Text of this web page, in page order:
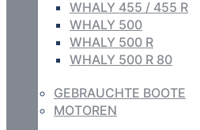
WHALY 455 / 455 R
WHALY 500
WHALY 500 R
WHALY 500 R 80
GEBRAUCHTE BOOTE
MOTOREN